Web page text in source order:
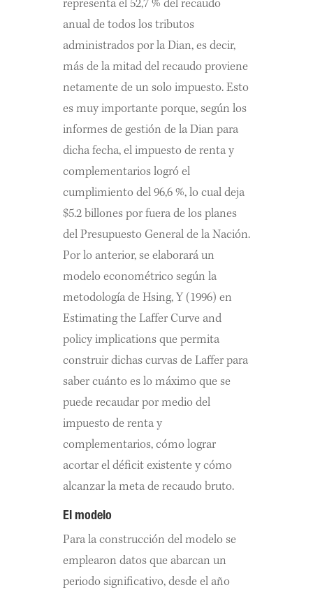
representa el 52,7 % del recaudo
anual de todos los tributos
administrados por la Dian, es decir,
más de la mitad del recaudo proviene
netamente de un solo impuesto. Esto
es muy importante porque, según los
informes de gestión de la Dian para
dicha fecha, el impuesto de renta y
complementarios logró el
cumplimiento del 96,6 %, lo cual deja
$5.2 billones por fuera de los planes
del Presupuesto General de la Nación.
Por lo anterior, se elaborará un
modelo econométrico según la
metodología de Hsing, Y (1996) en
Estimating the Laffer Curve and
policy implications que permita
construir dichas curvas de Laffer para
saber cuánto es lo máximo que se
puede recaudar por medio del
impuesto de renta y
complementarios, cómo lograr
acortar el déficit existente y cómo
alcanzar la meta de recaudo bruto.
El modelo
Para la construcción del modelo se
emplearon datos que abarcan un
periodo significativo, desde el año